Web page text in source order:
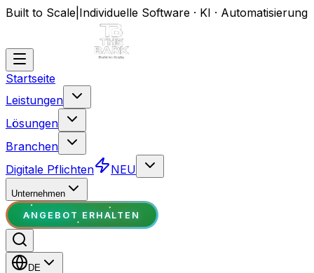
Built to Scale Individuelle Software · KI · Automatisierung
Startseite
Leistungen
Lösungen
Branchen
Digitale Pflichten
NEU
Unternehmen
ANGEBOT ERHALTEN
DE